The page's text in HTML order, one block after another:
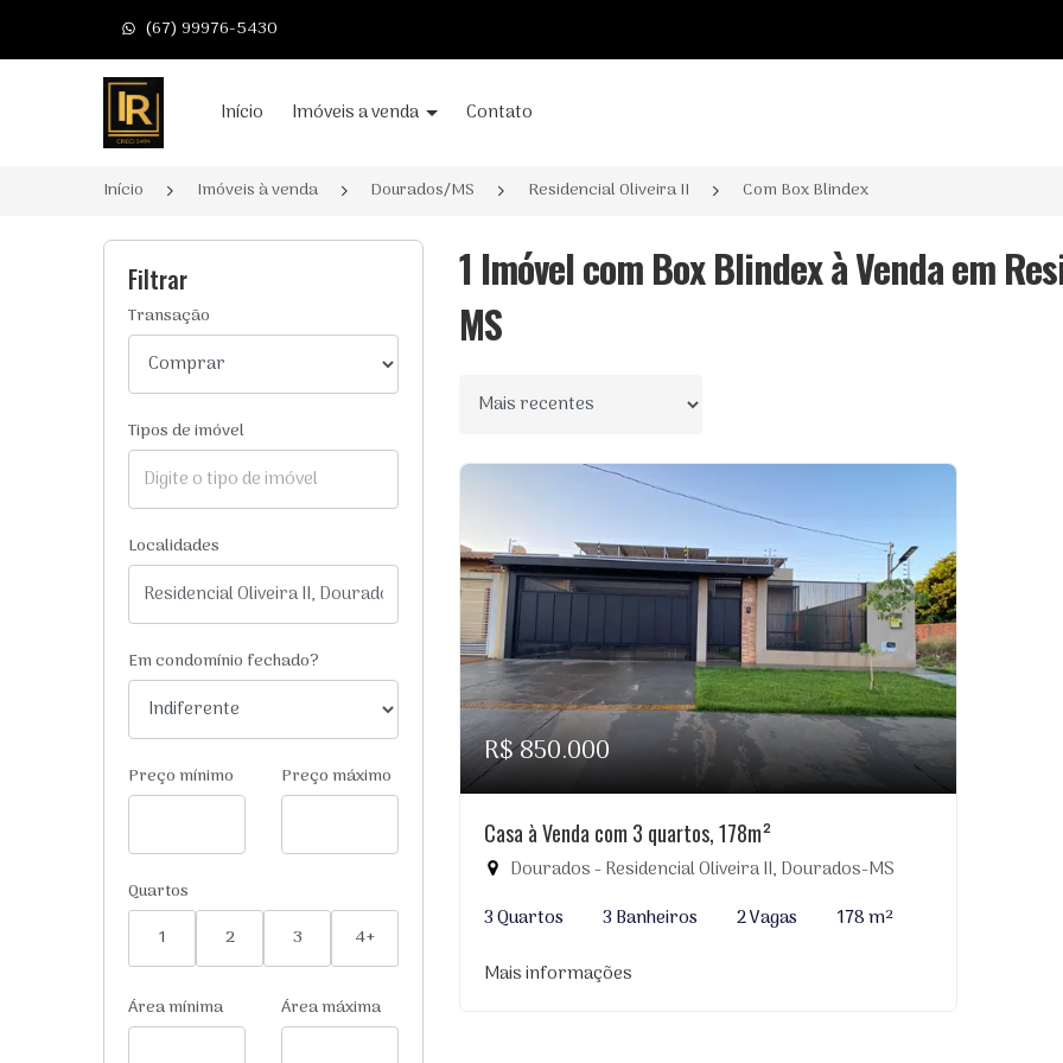
(67) 99976-5430
Página inicialInício Imóveis a venda Contato
Início Imóveis à venda Dourados/MS Residencial Oliveira II Com Box Blindex
Filtrar
Transação
Tipos de imóvel
Localidades
Em condomínio fechado?
Preço mínimo Preço máximo
Quartos
1
2 3 4+
Área mínima Área máxima
1 Imóvel com Box Blindex à Venda em
MS
Ordenar por
R$ 850.000
Casa à Venda com 3 quartos, 178m²
Dourados - Residencial Oliveira II, Dourados-MS
3 Quartos
3 Banheiros 2 Vagas
178 m²
Mais informações